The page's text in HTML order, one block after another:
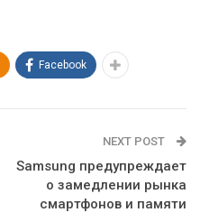
Facebook
NEXT POST
Samsung предупреждает
о замедлении рынка
смартфонов и памяти